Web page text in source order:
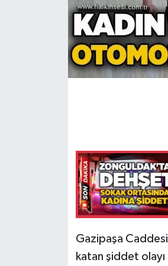
Gazipaşa
katan şiddet olayı
Gökçebey
GÜNDEM
Kültür - Sanat
MAGAZİN
Resmi İlan